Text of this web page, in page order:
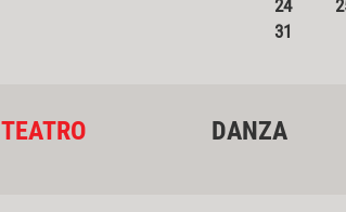
24
31
TEATRO DANZA